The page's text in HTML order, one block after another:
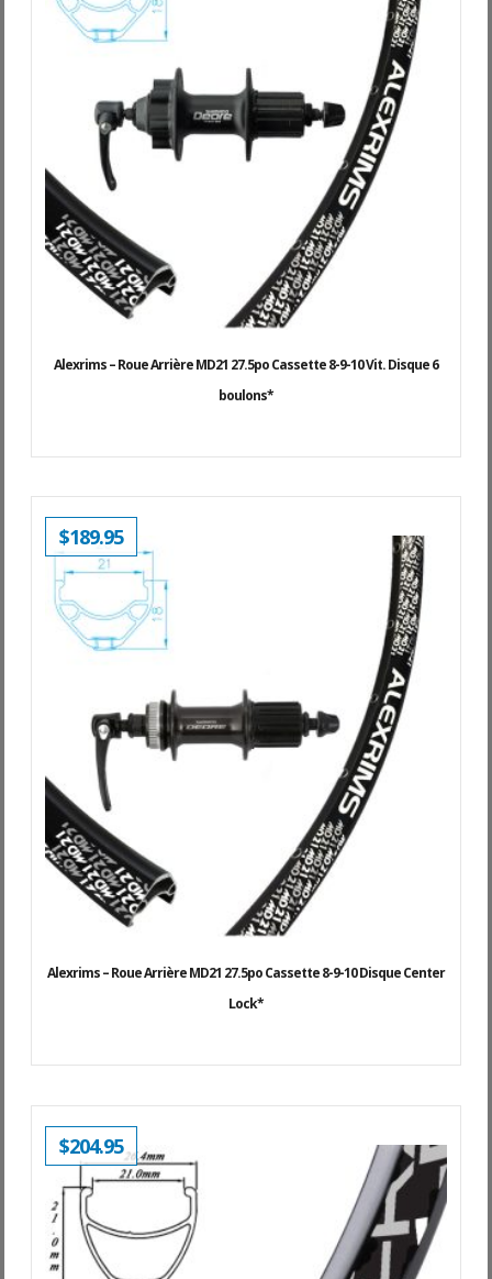
Alexrims – Roue Arrière MD21 27.5po Cassette 8-9-10 Vit. Disque 6
boulons*
Alexrims – Roue Arrière MD21 27.5po Cassette 8-9-10 Disque Center
Lock*
$189.95
$204.95